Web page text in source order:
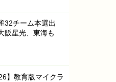
32チーム本選出
阪星光、東海も
】教育版マイクラ